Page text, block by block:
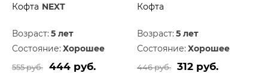
Кофта NEXT
Возраст: 5 лет
Состояние: Хорошее
555 руб. 444 руб.
Кофта
Возраст: 5 лет
Состояние: Хорошее
446 руб. 312 руб.